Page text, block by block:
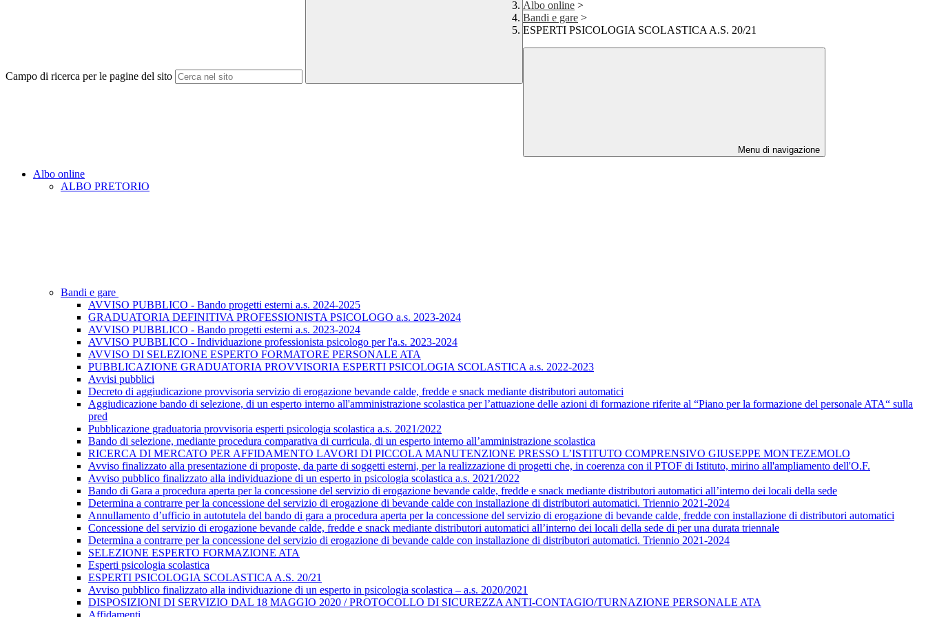
Campo di ricerca per le pagine del sito
Albo online >
Bandi e gare >
ESPERTI PSICOLOGIA SCOLASTICA A.S. 20/21
Menu di navigazione
Albo online
ALBO PRETORIO
Bandi e gare
AVVISO PUBBLICO - Bando progetti esterni a.s. 2024-2025
GRADUATORIA DEFINITIVA PROFESSIONISTA PSICOLOGO a.s. 2023-2024
AVVISO PUBBLICO - Bando progetti esterni a.s. 2023-2024
AVVISO PUBBLICO - Individuazione professionista psicologo per l'a.s. 2023-2024
AVVISO DI SELEZIONE ESPERTO FORMATORE PERSONALE ATA
PUBBLICAZIONE GRADUATORIA PROVVISORIA ESPERTI PSICOLOGIA SCOLASTICA a.s. 2022-2023
Avvisi pubblici
Decreto di aggiudicazione provvisoria servizio di erogazione bevande calde, fredde e snack mediante distributori automatici
​Aggiudicazione bando di selezione, di un esperto interno all'amministrazione scolastica per l’attuazione delle azioni di formazione riferite al “Piano per la formazione del personale ATA“ sulla
pred
Pubblicazione graduatoria provvisoria esperti psicologia scolastica a.s. 2021/2022
Bando di selezione, mediante procedura comparativa di curricula, di un esperto interno all’amministrazione scolastica
RICERCA DI MERCATO PER AFFIDAMENTO LAVORI DI PICCOLA MANUTENZIONE PRESSO L’ISTITUTO COMPRENSIVO GIUSEPPE MONTEZEMOLO
Avviso finalizzato alla presentazione di proposte, da parte di soggetti esterni, per la realizzazione di progetti che, in coerenza con il PTOF di Istituto, mirino all'ampliamento dell'O.F.
Avviso pubblico finalizzato alla individuazione di un esperto in psicologia scolastica a.s. 2021/2022
Bando di Gara a procedura aperta per la concessione del servizio di erogazione bevande calde, fredde e snack mediante distributori automatici all’interno dei locali della sede
​Determina a contrarre per la concessione del servizio di erogazione di bevande calde con installazione di distributori automatici. Triennio 2021-2024
Annullamento d’ufficio in autotutela del bando di gara a procedura aperta per la concessione del servizio di erogazione di bevande calde, fredde con installazione di distributori automatici
Concessione del servizio di erogazione bevande calde, fredde e snack mediante distributori automatici all’interno dei locali della sede di per una durata triennale
Determina a contrarre per la concessione del servizio di erogazione di bevande calde con installazione di distributori automatici. Triennio 2021-2024
SELEZIONE ESPERTO FORMAZIONE ATA
Esperti psicologia scolastica
ESPERTI PSICOLOGIA SCOLASTICA A.S. 20/21
Avviso pubblico finalizzato alla individuazione di un esperto in psicologia scolastica – a.s. 2020/2021
DISPOSIZIONI DI SERVIZIO DAL 18 MAGGIO 2020 / PROTOCOLLO DI SICUREZZA ANTI-CONTAGIO/TURNAZIONE PERSONALE ATA